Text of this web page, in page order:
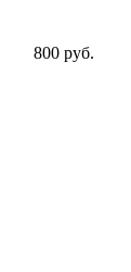
800 руб.